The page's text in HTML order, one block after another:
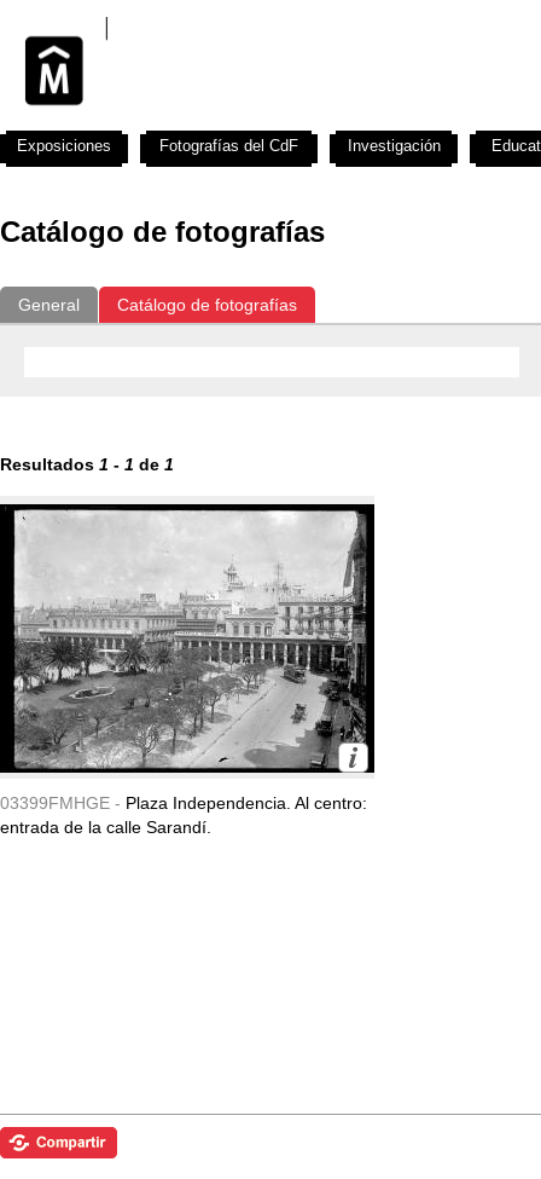
Catálogo de fotografías
General Catálogo de fotografías
Resultados 1 - 1 de 1
03399FMHGE - Plaza Independencia. Al centro:
entrada de la calle Sarandí.
Exposiciones Fotografías del CdF Investigación